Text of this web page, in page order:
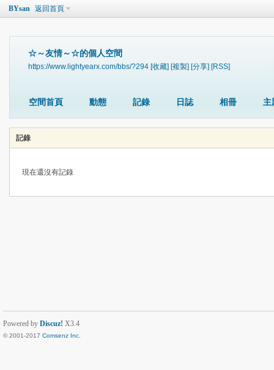
BYsan 返回首頁
☆～友情～☆的個人空間
https://www.lightyearx.com/bbs/?294 [收藏] [複製] [分享] [RSS]
空間首頁 動態 記錄 日誌 相冊 主
記錄
現在還沒有記錄
Powered by Discuz! X3.4
© 2001-2017 Comsenz Inc.